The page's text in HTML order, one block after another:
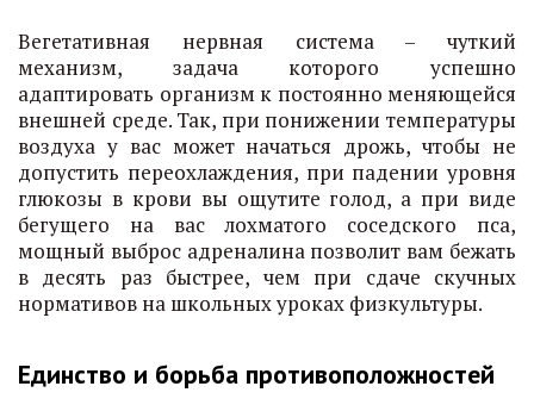
Вегетативная нервная система – чуткий
механизм, задача которого успешно
адаптировать организм к постоянно меняющейся
внешней среде. Так, при понижении температуры
воздуха у вас может начаться дрожь, чтобы не
допустить переохлаждения, при падении уровня
глюкозы в крови вы ощутите голод, а при виде
бегущего на вас лохматого соседского пса,
мощный выброс адреналина позволит вам бежать
в десять раз быстрее, чем при сдаче скучных
нормативов на школьных уроках физкультуры.
Единство и борьба противоположностей